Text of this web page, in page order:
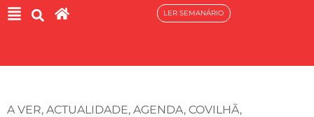
LER SEMANÁRIO
A VER, ACTUALIDADE, AGENDA, COVILHÃ,